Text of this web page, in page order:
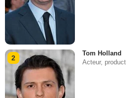
2
Tom Holland
Acteur,